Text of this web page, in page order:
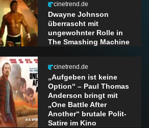
cinetrend.de
Dwayne Johnson
überrascht mit
ungewohnter Rolle in
The Smashing Machine
cinetrend.de
„Aufgeben ist keine
Option“ – Paul Thomas
Anderson bringt mit
„One Battle After
Another“ brutale Polit-
Satire im Kino